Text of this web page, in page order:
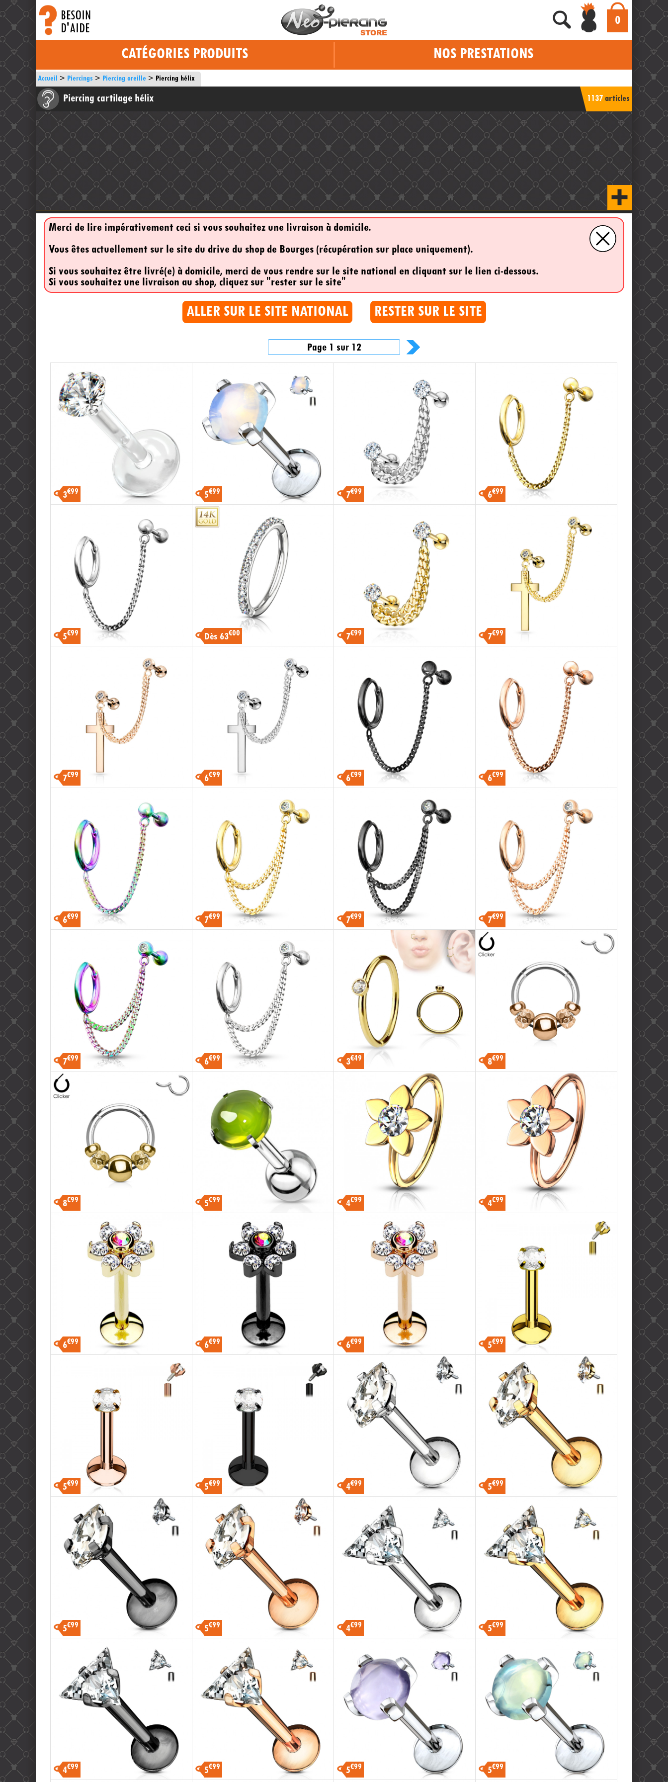
BESOIN
D'AIDE
0
CATÉGORIES PRODUITS NOS PRESTATIONS
Accueil Piercings Piercing oreille Piercing hélix
Piercing cartilage hélix 1137 articles
Merci de lire impérativement ceci si vous souhaitez une livraison à domicile.
Vous êtes actuellement sur le site du drive du shop de Bourges (récupération sur place uniquement).
Si vous souhaitez être livré(e) à domicile, merci de vous rendre sur le site national en cliquant sur le lien ci-dessous.
Si vous souhaitez une livraison au shop, cliquez sur "rester sur le site"
ALLER SUR LE SITE NATIONAL RESTER SUR LE SITE
Page 1 sur 12
3€99 5€99 7€99 6€99
5€99 Dès 63€00 7€99 7€99
7€99 6€99 6€99 6€99
6€99 7€99 7€99 7€99
7€99 6€99 3€49 8€99
8€99 5€99 4€99 4€99
6€99 6€99 6€99 5€99
5€99 5€99 4€99 5€99
5€99 5€99 4€99 5€99
4€99 5€99 5€99 5€99